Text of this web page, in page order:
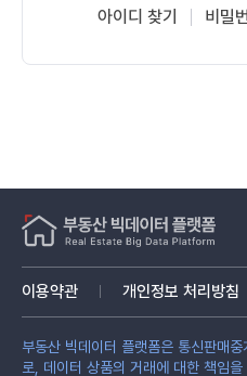
아이디 찾기 비밀
이용약관 개인정보 처리방침
부동산 빅데이터 플랫폼은 통신판매
로, 데이터 상품의 거래에 대한 책임